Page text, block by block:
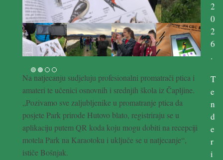
Na natjecanju sudjeluju profesionalni promatrači ptica i
amateri te učenici osnovnih i srednjih škola iz Čapljine.
„Pozivamo sve zaljubljenike u promatranje ptica da
posjete Park prirode Hutovo blato, registriraju se u
aplikaciju putem QR koda koju mogu dobiti na recepciji
motela Park na Karaotoku i uključe se u natjecanje“,
ističe Bošnjak.
2
0
2
6
.
T
e
n
d
e
r
i